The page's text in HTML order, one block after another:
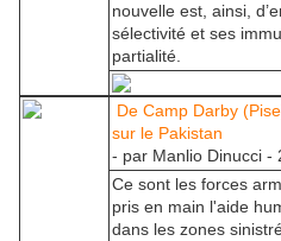
nouvelle est, ainsi,
sélectivité et ses
partialité.
De Camp Darby
sur le Pakistan
- par Manlio Dinucci -
Ce sont les forces
pris en main l'aide
dans les zones